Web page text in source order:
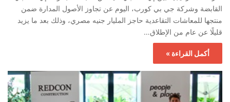
القابضة وشركة جي بي كورب، اليوم عن تجاوز الأصول المدارة ضمن
منتجها للمعاشات التقاعدية حاجز المليار جنيه مصري، وذلك بعد ما يزيد
قليلًا عن عام من الإطلاق…
أكمل القراءة »